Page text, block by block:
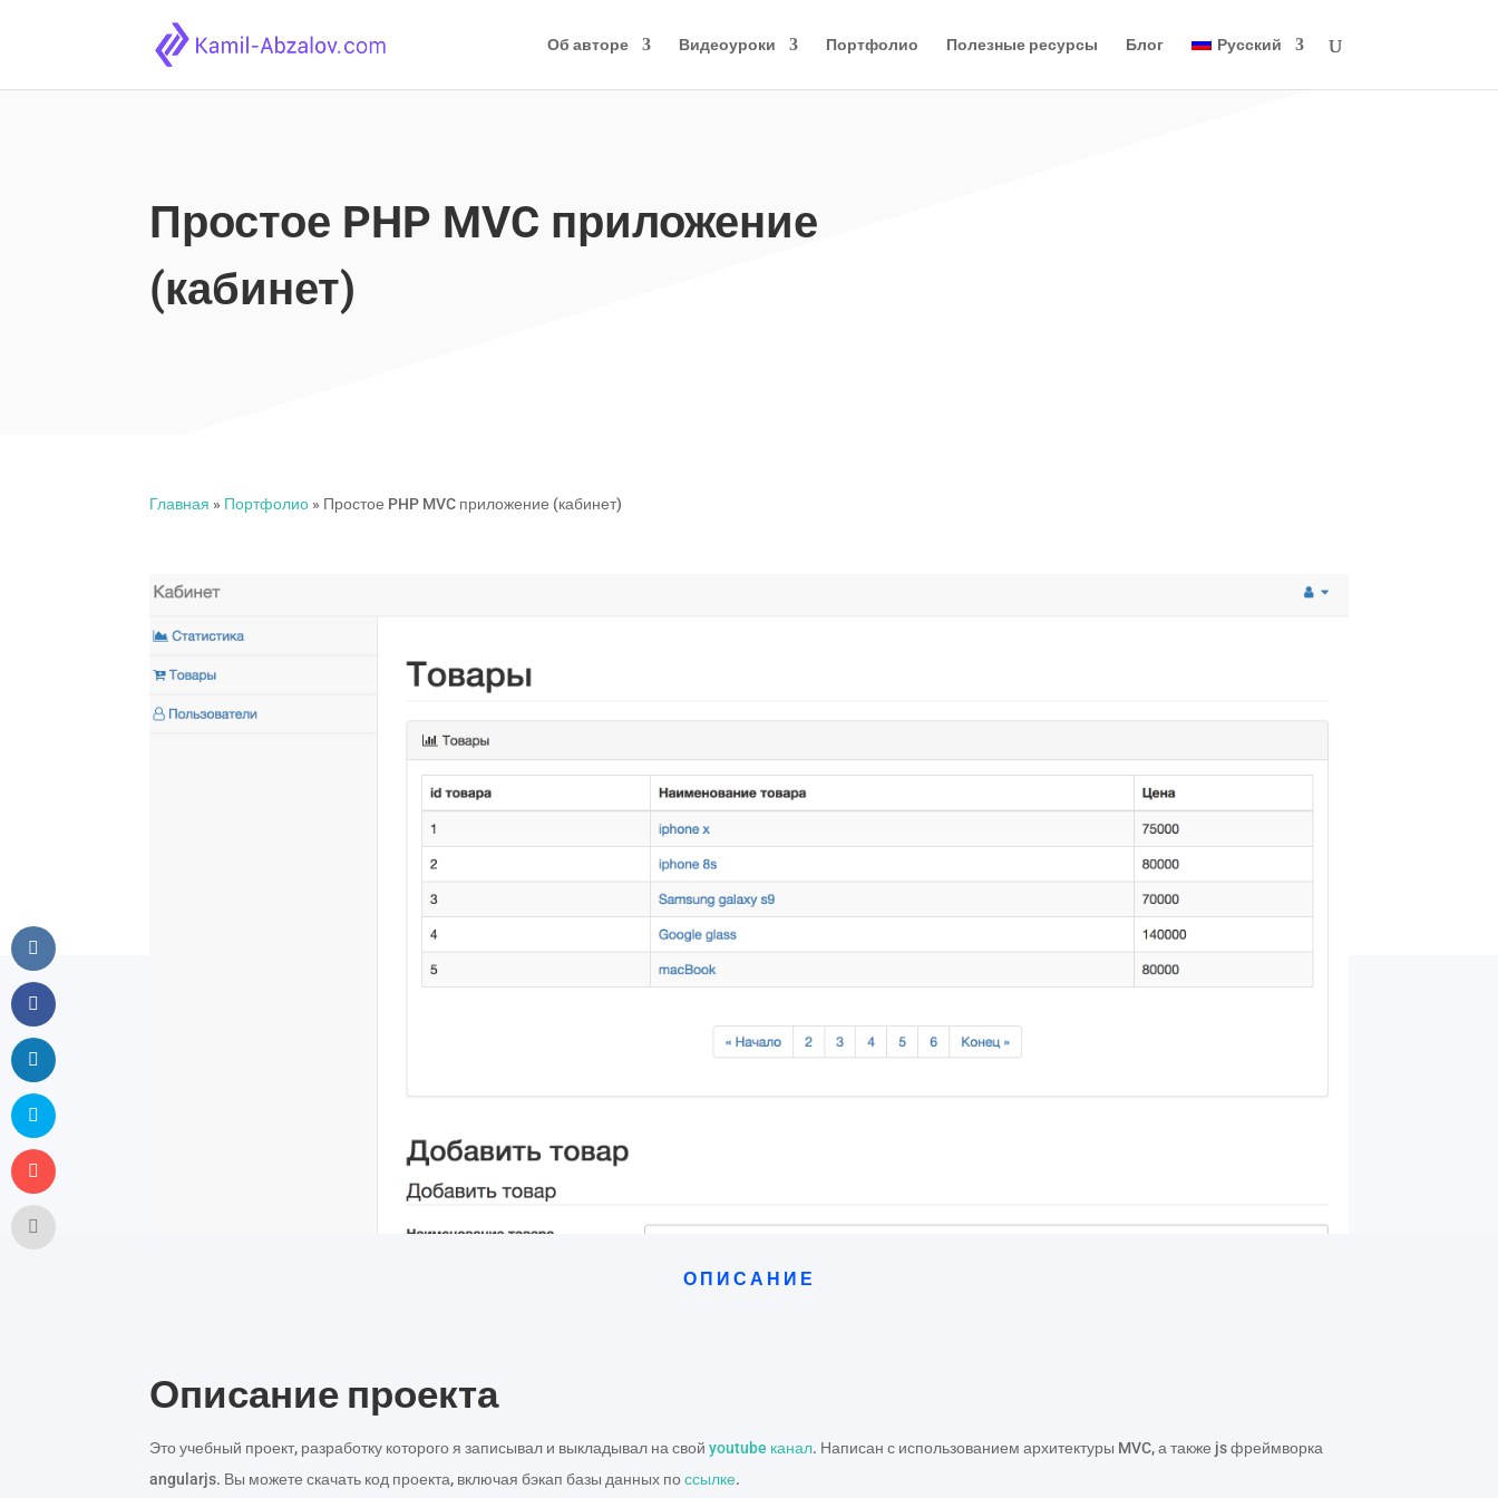
Об авторе Видеоуроки Портфолио Полезные ресурсы Блог Русский
Простое PHP MVC приложение
(кабинет)
Главная » Портфолио » Простое PHP MVC приложение (кабинет)
ОПИСАНИЕ
Описание проекта
Это учебный проект, разработку которого я записывал и выкладывал на свойyoutube канал. Написан с использованием архитектуры MVC, а также js фреймворка
angularjs. Вы можете скачать код проекта, включая бэкап базы данных поссылке.